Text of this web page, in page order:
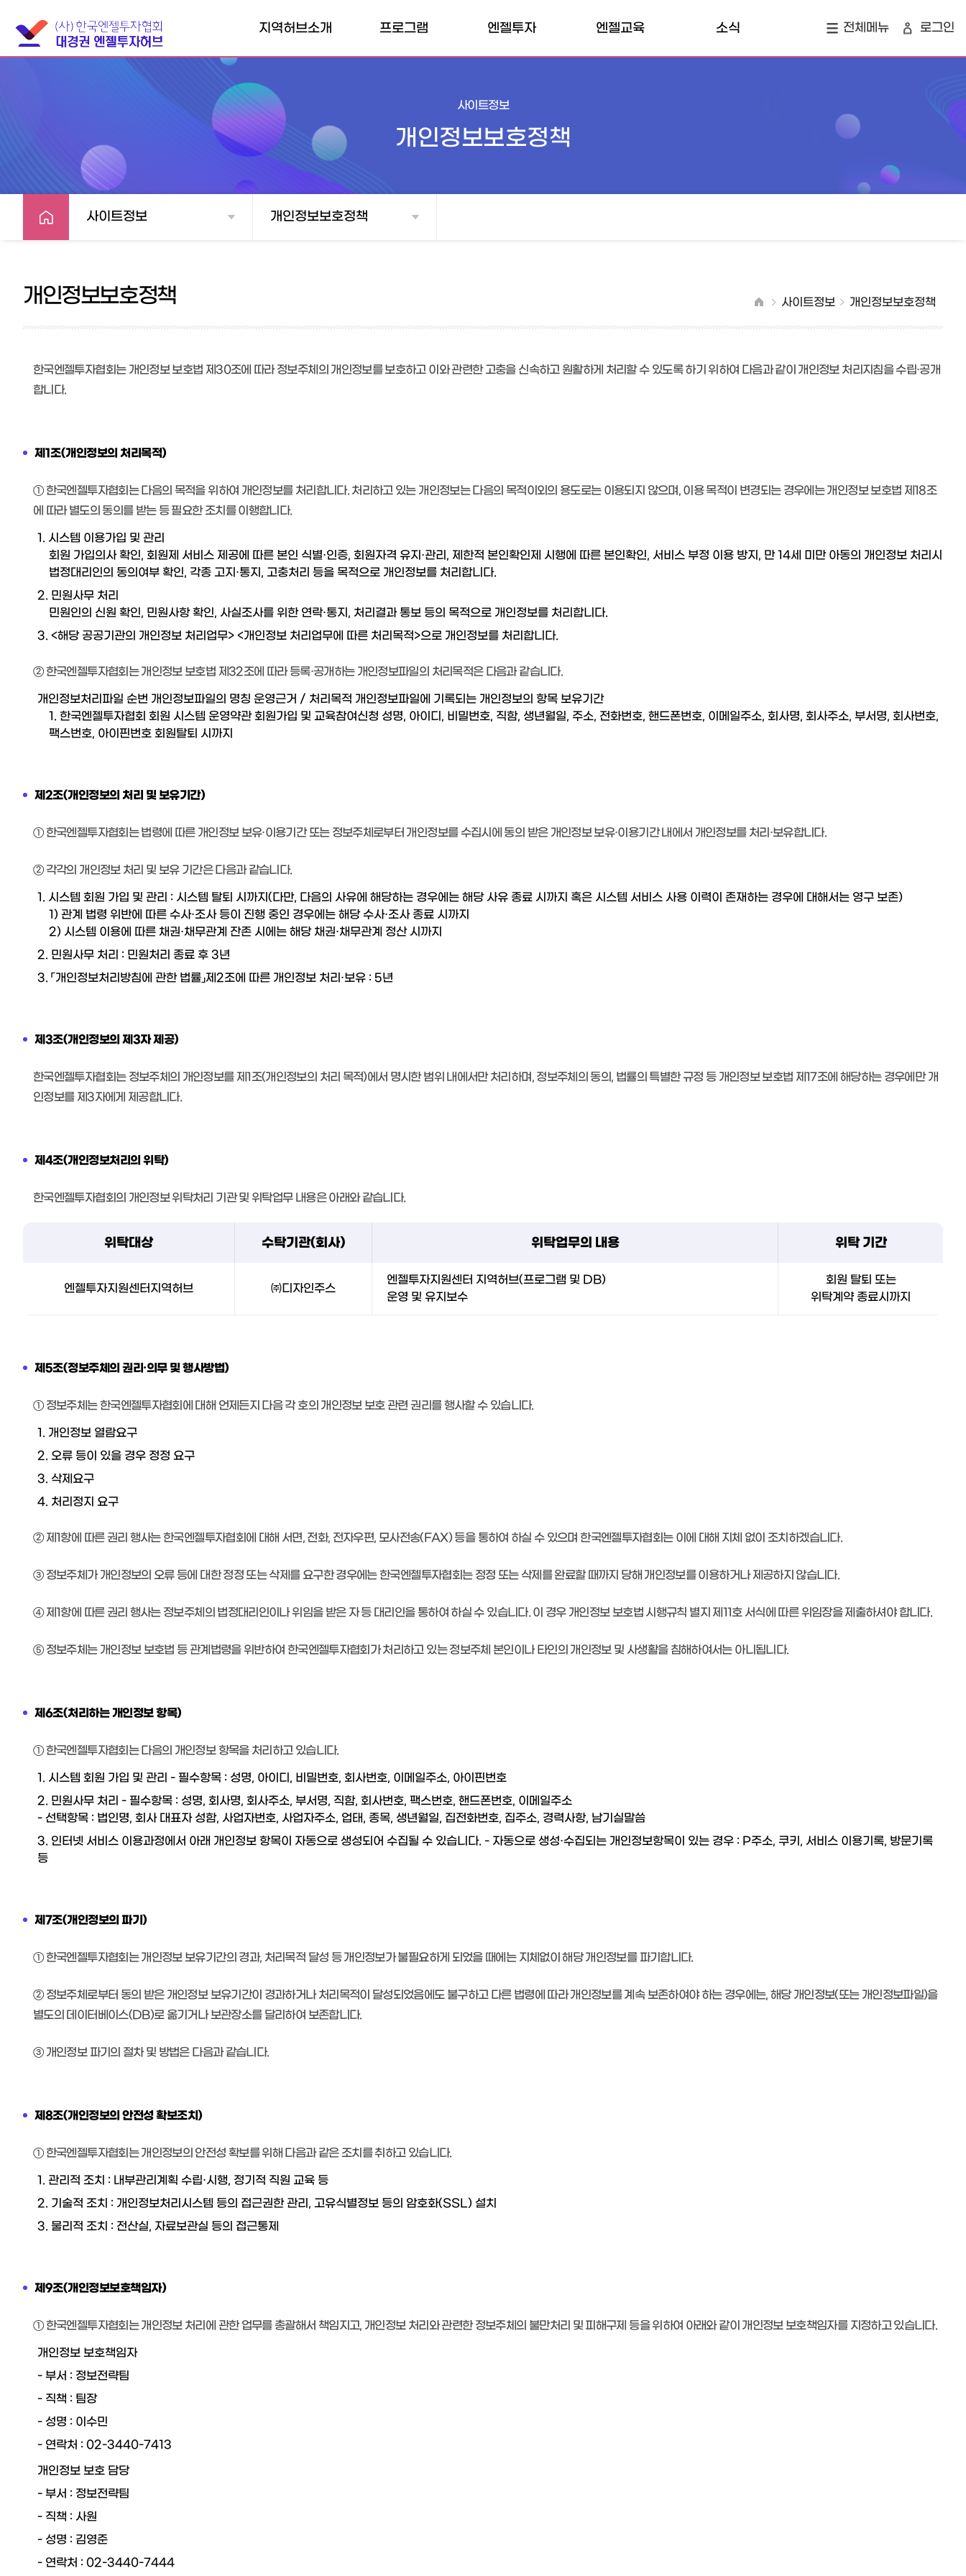
지역허브소개
협의회소개
찾아오시는길
프로그램 엔젤투자
개인투자조합
전문개인투자자
엔젤교육 소식 전체메뉴 로그인
사이트정보
개인정보보호정책
사이트정보 개인정보보호정책
개인정보보호정책 사이트정보 개인정보보호정책
한국엔젤투자협회는 개인정보 보호법 제30조에 따라 정보주체의 개인정보를 보호하고 이와 관련한 고충을 신속하고 원활하게 처리할 수 있도록 하기 위하여 다음과 같이 개인정보 처리지침을 수립·공개
합니다.
제1조(개인정보의 처리목적)
① 한국엔젤투자협회는 다음의 목적을 위하여 개인정보를 처리합니다. 처리하고 있는 개인정보는 다음의 목적이외의 용도로는 이용되지 않으며, 이용 목적이 변경되는 경우에는 개인정보 보호법 제18조
에 따라 별도의 동의를 받는 등 필요한 조치를 이행합니다.
1. 시스템 이용가입 및 관리
회원 가입의사 확인, 회원제 서비스 제공에 따른 본인 식별·인증, 회원자격 유지·관리, 제한적 본인확인제 시행에 따른 본인확인, 서비스 부정 이용 방지, 만 14세 미만 아동의 개인정보 처리시
법정대리인의 동의여부 확인, 각종 고지·통지, 고충처리 등을 목적으로 개인정보를 처리합니다.
2. 민원사무 처리
민원인의 신원 확인, 민원사항 확인, 사실조사를 위한 연락·통지, 처리결과 통보 등의 목적으로 개인정보를 처리합니다.
3. <해당 공공기관의 개인정보 처리업무> <개인정보 처리업무에 따른 처리목적>으로 개인정보를 처리합니다.
② 한국엔젤투자협회는 개인정보 보호법 제32조에 따라 등록·공개하는 개인정보파일의 처리목적은 다음과 같습니다.
개인정보처리파일 순번 개인정보파일의 명칭 운영근거 / 처리목적 개인정보파일에 기록되는 개인정보의 항목 보유기간
1. 한국엔젤투자협회 회원 시스템 운영약관 회원가입 및 교육참여신청 성명, 아이디, 비밀번호, 직함, 생년월일, 주소, 전화번호, 핸드폰번호, 이메일주소, 회사명, 회사주소, 부서명, 회사번호,
팩스번호, 아이핀번호 회원탈퇴 시까지
제2조(개인정보의 처리 및 보유기간)
① 한국엔젤투자협회는 법령에 따른 개인정보 보유·이용기간 또는 정보주체로부터 개인정보를 수집시에 동의 받은 개인정보 보유·이용기간 내에서 개인정보를 처리·보유합니다.
② 각각의 개인정보 처리 및 보유 기간은 다음과 같습니다.
1. 시스템 회원 가입 및 관리 : 시스템 탈퇴 시까지(다만, 다음의 사유에 해당하는 경우에는 해당 사유 종료 시까지 혹은 시스템 서비스 사용 이력이 존재하는 경우에 대해서는 영구 보존)
1) 관계 법령 위반에 따른 수사·조사 등이 진행 중인 경우에는 해당 수사·조사 종료 시까지
2) 시스템 이용에 따른 채권·채무관계 잔존 시에는 해당 채권·채무관계 정산 시까지
2. 민원사무 처리 : 민원처리 종료 후 3년
3. 「개인정보처리방침에 관한 법률」제2조에 따른 개인정보 처리·보유 : 5년
제3조(개인정보의 제3자 제공)
한국엔젤투자협회는 정보주체의 개인정보를 제1조(개인정보의 처리 목적)에서 명시한 범위 내에서만 처리하며, 정보주체의 동의, 법률의 특별한 규정 등 개인정보 보호법 제17조에 해당하는 경우에만 개
인정보를 제3자에게 제공합니다.
제4조(개인정보처리의 위탁)
한국엔젤투자협회의 개인정보 위탁처리 기관 및 위탁업무 내용은 아래와 같습니다.
위탁대상 수탁기관(회사) 위탁업무의 내용 위탁 기간
엔젤투자지원센터지역허브 ㈜디자인주스
엔젤투자지원센터 지역허브(프로그램 및 DB)
운영 및 유지보수
회원 탈퇴 또는
위탁계약 종료시까지
제5조(정보주체의 권리·의무 및 행사방법)
① 정보주체는 한국엔젤투자협회에 대해 언제든지 다음 각 호의 개인정보 보호 관련 권리를 행사할 수 있습니다.
1. 개인정보 열람요구
2. 오류 등이 있을 경우 정정 요구
3. 삭제요구
4. 처리정지 요구
② 제1항에 따른 권리 행사는 한국엔젤투자협회에 대해 서면, 전화, 전자우편, 모사전송(FAX) 등을 통하여 하실 수 있으며 한국엔젤투자협회는 이에 대해 지체 없이 조치하겠습니다.
③ 정보주체가 개인정보의 오류 등에 대한 정정 또는 삭제를 요구한 경우에는 한국엔젤투자협회는 정정 또는 삭제를 완료할 때까지 당해 개인정보를 이용하거나 제공하지 않습니다.
④ 제1항에 따른 권리 행사는 정보주체의 법정대리인이나 위임을 받은 자 등 대리인을 통하여 하실 수 있습니다. 이 경우 개인정보 보호법 시행규칙 별지 제11호 서식에 따른 위임장을 제출하셔야 합니다.
⑤ 정보주체는 개인정보 보호법 등 관계법령을 위반하여 한국엔젤투자협회가 처리하고 있는 정보주체 본인이나 타인의 개인정보 및 사생활을 침해하여서는 아니됩니다.
제6조(처리하는 개인정보 항목)
① 한국엔젤투자협회는 다음의 개인정보 항목을 처리하고 있습니다.
1. 시스템 회원 가입 및 관리 - 필수항목 : 성명, 아이디, 비밀번호, 회사번호, 이메일주소, 아이핀번호
2. 민원사무 처리 - 필수항목 : 성명, 회사명, 회사주소, 부서명, 직함, 회사번호, 팩스번호, 핸드폰번호, 이메일주소
- 선택항목 : 법인명, 회사 대표자 성함, 사업자번호, 사업자주소, 업태, 종목, 생년월일, 집전화번호, 집주소, 경력사항, 남기실말씀
3. 인터넷 서비스 이용과정에서 아래 개인정보 항목이 자동으로 생성되어 수집될 수 있습니다. - 자동으로 생성·수집되는 개인정보항목이 있는 경우 : P주소, 쿠키, 서비스 이용기록, 방문기록
등
제7조(개인정보의 파기)
① 한국엔젤투자협회는 개인정보 보유기간의 경과, 처리목적 달성 등 개인정보가 불필요하게 되었을 때에는 지체없이 해당 개인정보를 파기합니다.
② 정보주체로부터 동의 받은 개인정보 보유기간이 경과하거나 처리목적이 달성되었음에도 불구하고 다른 법령에 따라 개인정보를 계속 보존하여야 하는 경우에는, 해당 개인정보(또는 개인정보파일)을
별도의 데이터베이스(DB)로 옮기거나 보관장소를 달리하여 보존합니다.
③ 개인정보 파기의 절차 및 방법은 다음과 같습니다.
제8조(개인정보의 안전성 확보조치)
① 한국엔젤투자협회는 개인정보의 안전성 확보를 위해 다음과 같은 조치를 취하고 있습니다.
1. 관리적 조치 : 내부관리계획 수립·시행, 정기적 직원 교육 등
2. 기술적 조치 : 개인정보처리시스템 등의 접근권한 관리, 고유식별정보 등의 암호화(SSL) 설치
3. 물리적 조치 : 전산실, 자료보관실 등의 접근통제
제9조(개인정보보호책임자)
① 한국엔젤투자협회는 개인정보 처리에 관한 업무를 총괄해서 책임지고, 개인정보 처리와 관련한 정보주체의 불만처리 및 피해구제 등을 위하여 아래와 같이 개인정보 보호책임자를 지정하고 있습니다.
개인정보 보호책임자
- 부서 : 정보전략팀
- 직책 : 팀장
- 성명 : 이수민
- 연락처 : 02-3440-7413
개인정보 보호 담당
- 부서 : 정보전략팀
- 직책 : 사원
- 성명 : 김영준
- 연락처 : 02-3440-7444